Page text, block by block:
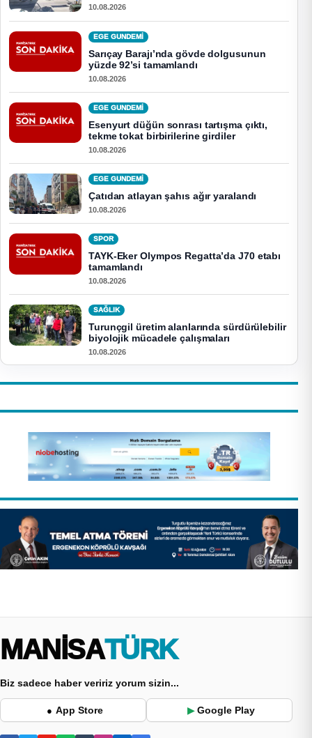
10.08.2026
EGE GUNDEMİ
Sarıçay Barajı’nda gövde dolgusunun
yüzde 92’si tamamlandı
10.08.2026
EGE GUNDEMİ
Esenyurt düğün sonrası tartışma çıktı,
tekme tokat birbirilerine girdiler
10.08.2026
EGE GUNDEMİ
Çatıdan atlayan şahıs ağır yaralandı
10.08.2026
SPOR
TAYK-Eker Olympos Regatta’da J70 etabı
tamamlandı
10.08.2026
SAĞLIK
Turunçgil üretim alanlarında sürdürülebilir
biyolojik mücadele çalışmaları
10.08.2026
MANİSA TÜRK
Biz sadece haber veririz yorum sizin...
● App Store ▶ Google Play